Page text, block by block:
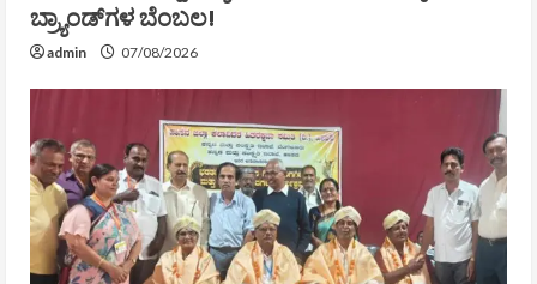
ಬ್ರ್ಯಾಂಡ್‌ಗಳ ಬೆಂಬಲ!
admin 07/08/2026